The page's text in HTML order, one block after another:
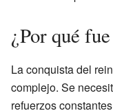
¿Por qué
La conquista del
complejo. Se
refuerzos